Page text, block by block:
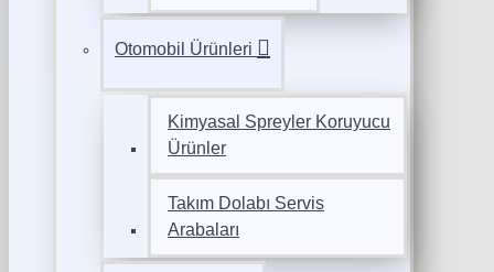
Otomobil Ürünleri
Kimyasal Spreyler Koruyucu
Ürünler
Takım Dolabı Servis
Arabaları